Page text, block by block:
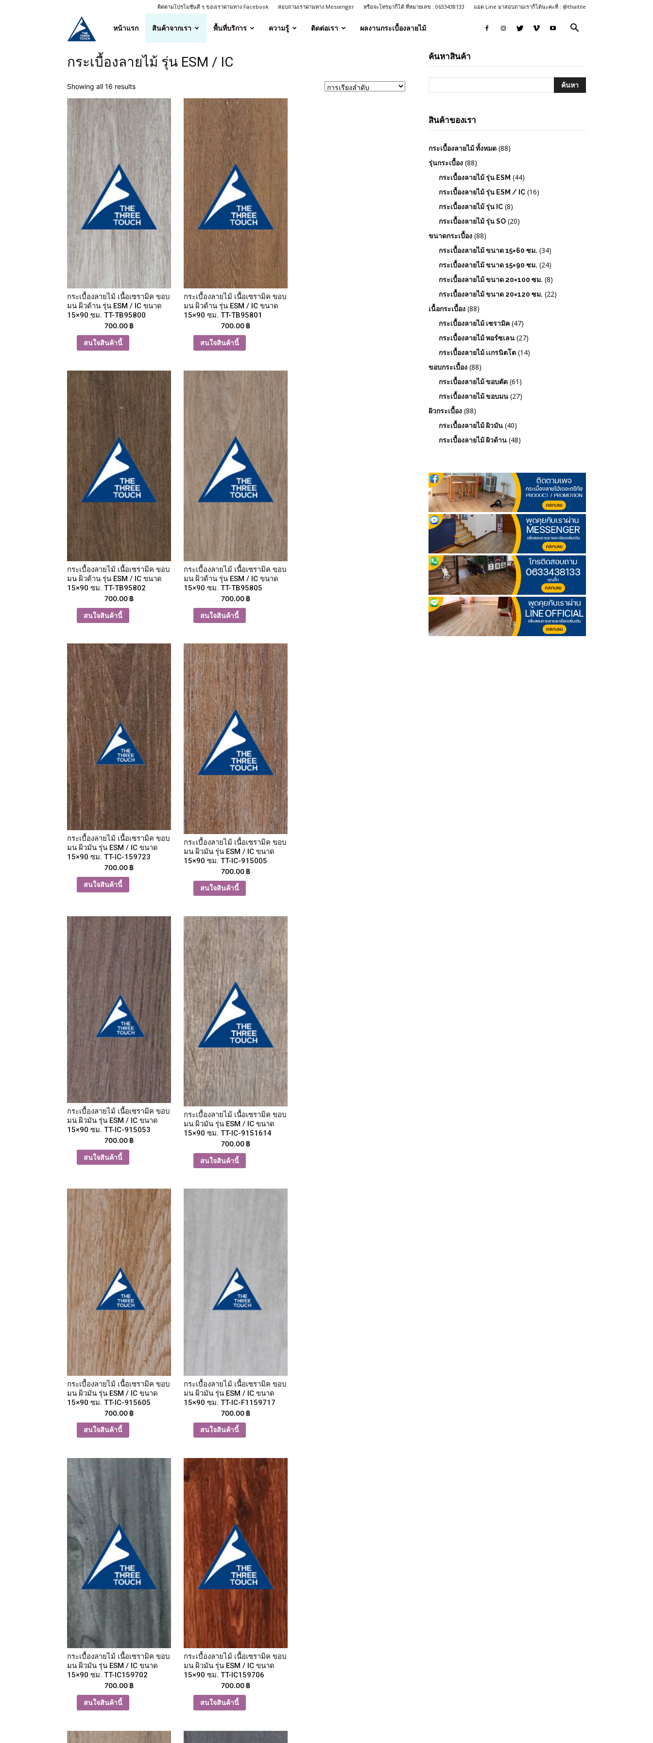
ติดตามโปรโมชั่นดี ๆ ของเราผ่านทาง Facebook สอบถามเราผ่านทาง Messenger หรือจะโทรมาก็ได้ ที่หมายเลข : 0633438133 แอด Line มาสอบถามเราก็ได้นะคะที่ : @thaitile
ศูนย์
จำหน่าย
กระเบื้อง
ลายไม้
คุณภาพ
ราคา
ถูก
หน้าแรก สินค้าจากเรา พื้นที่บริการ ความรู้ ติดต่อเรา ผลงานกระเบื้องลายไม้
กระเบื้องลายไม้ รุ่น ESM / IC
Showing all 16 results
กระเบื้องลายไม้ เนื้อเซรามิค ขอบ
มน ผิวด้าน รุ่น ESM / IC ขนาด
15×90 ซม. TT-TB95800
700.00 ฿
สนใจสินค้านี้
กระเบื้องลายไม้ เนื้อเซรามิค ขอบ
มน ผิวด้าน รุ่น ESM / IC ขนาด
15×90 ซม. TT-TB95801
700.00 ฿
สนใจสินค้านี้
กระเบื้องลายไม้ เนื้อเซรามิค ขอบ
มน ผิวด้าน รุ่น ESM / IC ขนาด
15×90 ซม. TT-TB95802
700.00 ฿
สนใจสินค้านี้
กระเบื้องลายไม้ เนื้อเซรามิค ขอบ
มน ผิวด้าน รุ่น ESM / IC ขนาด
15×90 ซม. TT-TB95805
700.00 ฿
สนใจสินค้านี้
กระเบื้องลายไม้ เนื้อเซรามิค ขอบ
มน ผิวมัน รุ่น ESM / IC ขนาด
15×90 ซม. TT-IC-159723
700.00 ฿
สนใจสินค้านี้
กระเบื้องลายไม้ เนื้อเซรามิค ขอบ
มน ผิวมัน รุ่น ESM / IC ขนาด
15×90 ซม. TT-IC-915005
700.00 ฿
สนใจสินค้านี้
กระเบื้องลายไม้ เนื้อเซรามิค ขอบ
มน ผิวมัน รุ่น ESM / IC ขนาด
15×90 ซม. TT-IC-915053
700.00 ฿
สนใจสินค้านี้
กระเบื้องลายไม้ เนื้อเซรามิค ขอบ
มน ผิวมัน รุ่น ESM / IC ขนาด
15×90 ซม. TT-IC-9151614
700.00 ฿
สนใจสินค้านี้
กระเบื้องลายไม้ เนื้อเซรามิค ขอบ
มน ผิวมัน รุ่น ESM / IC ขนาด
15×90 ซม. TT-IC-915605
700.00 ฿
สนใจสินค้านี้
กระเบื้องลายไม้ เนื้อเซรามิค ขอบ
มน ผิวมัน รุ่น ESM / IC ขนาด
15×90 ซม. TT-IC-F1159717
700.00 ฿
สนใจสินค้านี้
กระเบื้องลายไม้ เนื้อเซรามิค ขอบ
มน ผิวมัน รุ่น ESM / IC ขนาด
15×90 ซม. TT-IC159702
700.00 ฿
สนใจสินค้านี้
กระเบื้องลายไม้ เนื้อเซรามิค ขอบ
มน ผิวมัน รุ่น ESM / IC ขนาด
15×90 ซม. TT-IC159706
700.00 ฿
สนใจสินค้านี้
ค้นหาสินค้า
สินค้าของเรา
กระเบื้องลายไม้ ทั้งหมด (88)
รุ่นกระเบื้อง (88)
กระเบื้องลายไม้ รุ่น ESM (44)
กระเบื้องลายไม้ รุ่น ESM / IC (16)
กระเบื้องลายไม้ รุ่น IC (8)
กระเบื้องลายไม้ รุ่น SO (20)
ขนาดกระเบื้อง (88)
กระเบื้องลายไม้ ขนาด 15×60 ซม. (34)
กระเบื้องลายไม้ ขนาด 15×90 ซม. (24)
กระเบื้องลายไม้ ขนาด 20×100 ซม. (8)
กระเบื้องลายไม้ ขนาด 20×120 ซม. (22)
เนื้อกระเบื้อง (88)
กระเบื้องลายไม้ เซรามิค (47)
กระเบื้องลายไม้ พอร์ซเลน (27)
กระเบื้องลายไม้ เเกรนิตโต (14)
ขอบกระเบื้อง (88)
กระเบื้องลายไม้ ขอบตัด (61)
กระเบื้องลายไม้ ขอบมน (27)
ผิวกระเบื้อง (88)
กระเบื้องลายไม้ ผิวมัน (40)
กระเบื้องลายไม้ ผิวด้าน (48)